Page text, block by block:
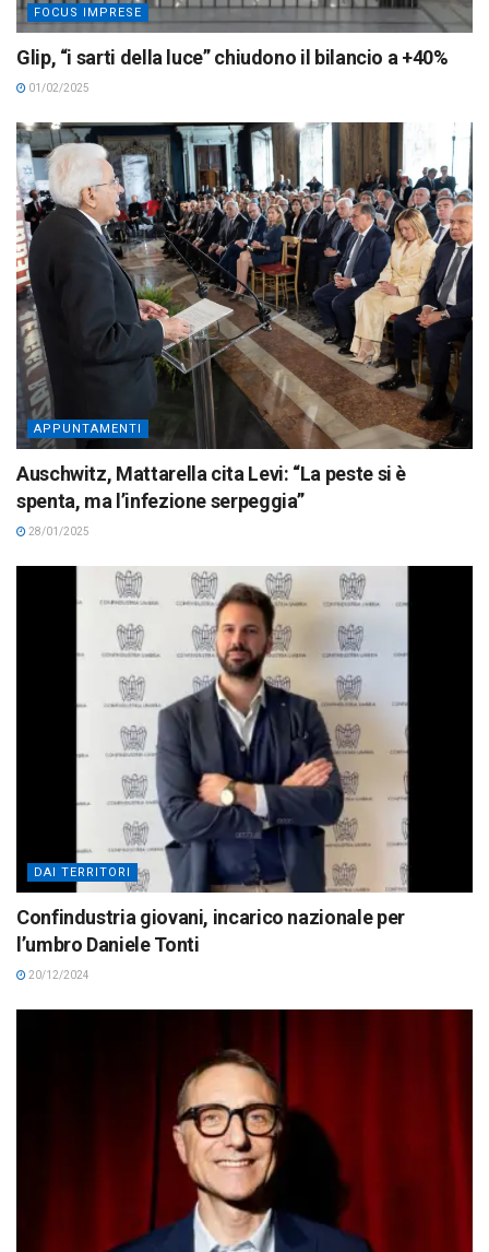
FOCUS IMPRESE
Glip, “i sarti della luce” chiudono il bilancio a +40%
01/02/2025
APPUNTAMENTI
Auschwitz, Mattarella cita Levi: “La peste si è
spenta, ma l’infezione serpeggia”
28/01/2025
DAI TERRITORI
Confindustria giovani, incarico nazionale per
l’umbro Daniele Tonti
20/12/2024